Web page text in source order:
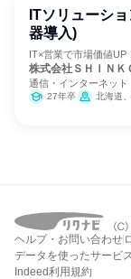
ITソリューシ
器導入)
IT×営業で市場価値UP
株式会社ＳＨＩＮＫ
通信・インターネット
27年卒 北海道、青森県、岩手県、宮城県、秋田県、山形県、福島県、茨城県、栃木県、群馬県、埼玉県、千葉県、東
ヘルプ・お問い合わせ
データを使ったサービ
Indeed利用規約